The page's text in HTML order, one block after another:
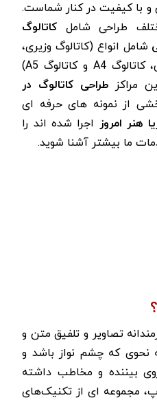
و با کیفیت در کنار شماست.
طراحی شامل کاتالوگ
شامل انواع (کاتالوگ وزیری،
انواع کاتالوگ مربع و خشتی، کاتالوگ A4 و کاتالوگ A5)
مراکز طراحی کاتالوگ در
از نمونه های حرفه ای
هنر امروز اجرا شده اند را
ما بیشتر آشنا شوید.
تصاویر و تلفیق متن و
نحوی که چشم نواز باشد و
روی بیننده و مخاطب داشته
مجموعه ای از تکنیک‌های